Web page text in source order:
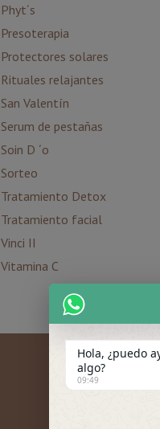
Phyt´s
Presoterapia
Protectores solares
Rituales relajantes
San Valentín
Serum de pestañas
Soin D ´o
Sorteo
Tratamiento Detox
Tratamiento facial
Vinci II
Vitamina C
Hola, ¿puedo
algo?
09:49